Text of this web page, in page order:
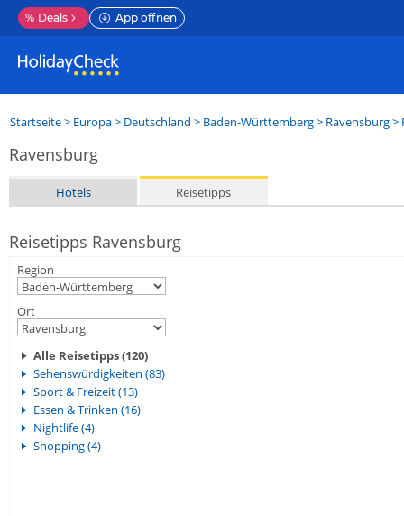
% Deals App öffnen
Startseite> Europa> Deutschland > Baden-Württemberg> Ravensburg>
Ravensburg
Hotels Reisetipps
Reisetipps Ravensburg
Region
Ort
Alle Reisetipps (120)
Sehenswürdigkeiten (83)
Sport & Freizeit (13)
Essen & Trinken (16)
Nightlife (4)
Shopping (4)